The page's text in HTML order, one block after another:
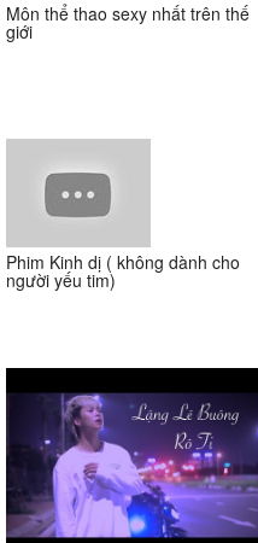
Môn thể thao sexy nhất trên thế
giới
Phim Kinh dị ( không dành cho
người yếu tim)